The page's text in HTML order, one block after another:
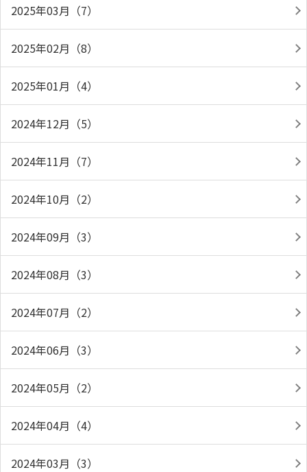
2025年03月（7）
2025年02月（8）
2025年01月（4）
2024年12月（5）
2024年11月（7）
2024年10月（2）
2024年09月（3）
2024年08月（3）
2024年07月（2）
2024年06月（3）
2024年05月（2）
2024年04月（4）
2024年03月（3）